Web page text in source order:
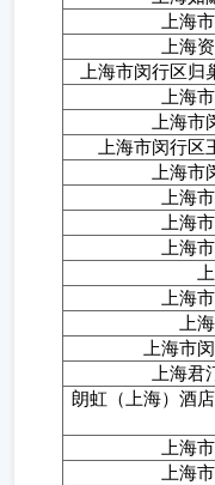
上海
上海
上海市闵行区归
上海
上海市
上海市闵行区
上海市
上海
上海
上海
上海
上
上海市
上海君
朗虹（上海）酒
上海
上海